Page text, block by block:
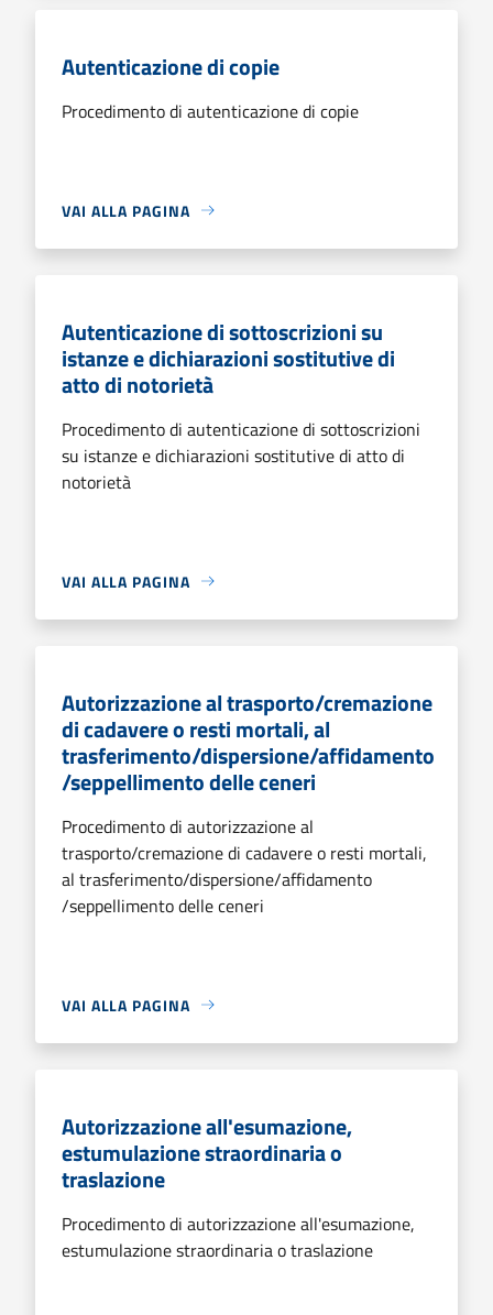
Autenticazione di copie
Procedimento di autenticazione di copie
VAI ALLA PAGINA
Autenticazione di sottoscrizioni su
istanze e dichiarazioni sostitutive di
atto di notorietà
Procedimento di autenticazione di sottoscrizioni
su istanze e dichiarazioni sostitutive di atto di
notorietà
VAI ALLA PAGINA
Autorizzazione al trasporto/cremazione
di cadavere o resti mortali, al
trasferimento/dispersione/affidamento
/seppellimento delle ceneri
Procedimento di autorizzazione al
trasporto/cremazione di cadavere o resti mortali,
al trasferimento/dispersione/affidamento
/seppellimento delle ceneri
VAI ALLA PAGINA
Autorizzazione all'esumazione,
estumulazione straordinaria o
traslazione
Procedimento di autorizzazione all'esumazione,
estumulazione straordinaria o traslazione